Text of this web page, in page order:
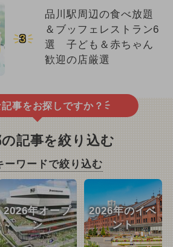
3
品川駅周辺の食べ放題
＆ブッフェレストラン6
選 子ども＆赤ちゃん
歓迎の店厳選
事をお探しですか？
記事を絞り込む
ーワードで絞り込む
2026年オープ
ン
2026年のイベ
ント